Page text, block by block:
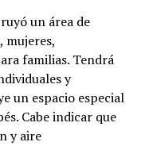
un área de
mujeres,
familias. Tendrá
y
un espacio especial
Cabe indicar que
y aire